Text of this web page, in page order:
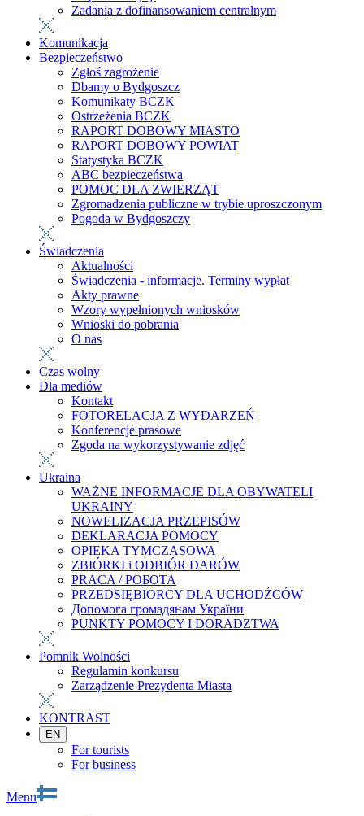
Zadania z dofinansowaniem centralnym
Komunikacja
Bezpieczeństwo
Zgłoś zagrożenie
Dbamy o Bydgoszcz
Komunikaty BCZK
Ostrzeżenia BCZK
RAPORT DOBOWY MIASTO
RAPORT DOBOWY POWIAT
Statystyka BCZK
ABC bezpieczeństwa
POMOC DLA ZWIERZĄT
Zgromadzenia publiczne w trybie uproszczonym
Pogoda w Bydgoszczy
Świadczenia
Aktualności
Świadczenia - informacje. Terminy wypłat
Akty prawne
Wzory wypełnionych wniosków
Wnioski do pobrania
O nas
Czas wolny
Dla mediów
Kontakt
FOTORELACJA Z WYDARZEŃ
Konferencje prasowe
Zgoda na wykorzystywanie zdjęć
Ukraina
WAŻNE INFORMACJE DLA OBYWATELI
UKRAINY
NOWELIZACJA PRZEPISÓW
DEKLARACJA POMOCY
OPIEKA TYMCZASOWA
ZBIÓRKI i ODBIÓR DARÓW
PRACA / РОБОТА
PRZEDSIĘBIORCY DLA UCHODŹCÓW
Допомога громадянам України
PUNKTY POMOCY I DORADZTWA
Pomnik Wolności
Regulamin konkursu
Zarządzenie Prezydenta Miasta
KONTRAST
EN
For tourists
For business
Menu